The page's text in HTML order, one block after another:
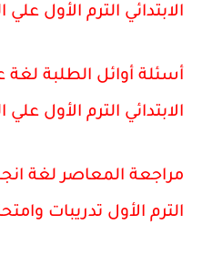
الابتدائي الترم الأول
أسئلة أوائل الطلبة
الابتدائي الترم الأول
مراجعة المعاصر لغة
الترم الأول تدريبات